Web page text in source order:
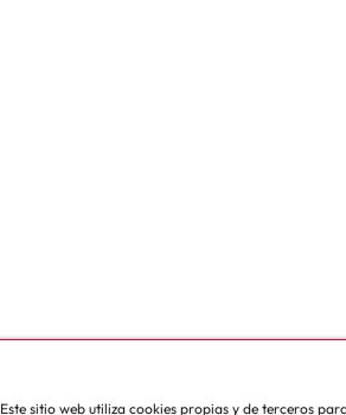
Este sitio web utiliza cookies propias y de terceros